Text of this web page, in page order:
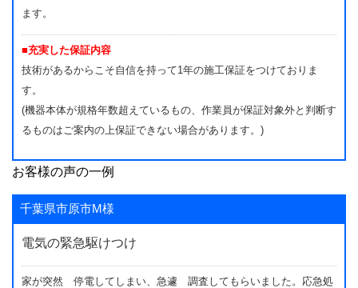
ます。
■充実した保証内容
技術があるからこそ自信を持って1年の施工保証をつけておりま
す。
(機器本体が規格年数超えているもの、作業員が保証対象外と判断す
るものはご案内の上保証できない場合があります。)
お客様の声の一例
千葉県市原市M様
電気の緊急駆けつけ
家が突然 停電してしまい、急遽 調査してもらいました。応急処